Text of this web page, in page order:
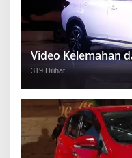
Video Kelemahan
319 Dilihat